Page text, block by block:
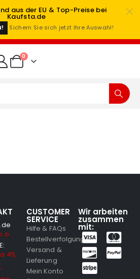
aus der EU & Top-Preise bei
Kaufsta.de
Sichern Sie sich jetzt Ihre Auswahl!
0
45,
CUSTOMER
SERVICE
Hilfe & FAQs
Bestellverfolgung
Versand &
Lieferung
Mein Konto
Wir arbeiten
zusammen
mit: